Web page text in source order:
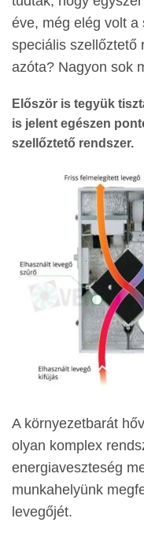
éve, még elég volt a
speciális szellőztető
azóta? Nagyon sok
Először is tegyük
is jelent egészen
szellőztető rendszer.
A környezetbarát
olyan komplex
energiaveszteség
munkahelyünk
levegőjét.